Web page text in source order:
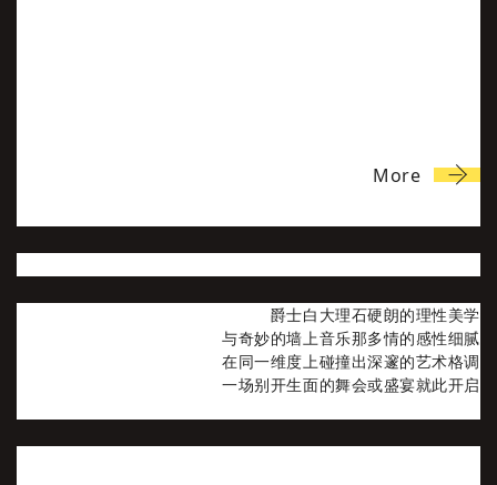
More
爵士白大理石硬朗的理性美学
与奇妙的墙上音乐那多情的感性细腻
在同一维度上碰撞出深邃的艺术格调
一场别开生面的舞会或盛宴就此开启